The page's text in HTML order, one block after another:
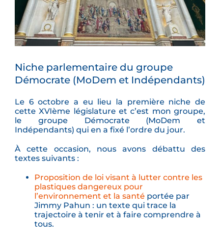
Niche parlementaire du groupe
Démocrate (MoDem et Indépendants)
Le 6 octobre a eu lieu la première niche de
cette XVIème législature et c’est mon groupe,
le groupe Démocrate (MoDem et
Indépendants) qui en a fixé l’ordre du jour.
À cette occasion, nous avons débattu des
textes suivants :
Proposition de loi visant à lutter contre les
plastiques dangereux pour
l’environnement et la santé portée par
Jimmy Pahun : un texte qui trace la
trajectoire à tenir et à faire comprendre à
tous.